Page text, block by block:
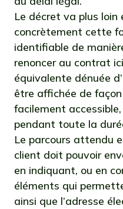
Le décret va plus
concrètement cette
identifiable de
renoncer au contrat
équivalente dénuée
être affichée de
facilement
pendant toute la
Le parcours attendu
client doit pouvoir
en indiquant, ou en
éléments qui
ainsi que l’adresse